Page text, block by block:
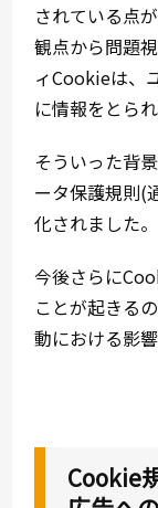
されている点
観点から問題
ィCookieは、
に情報をとら
そういった背
ータ保護規則(
化されました。
今後さらに
ことが起きる
動における影
Cookie